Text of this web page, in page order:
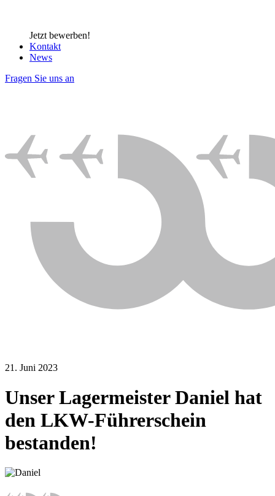
Jetzt bewerben!
Kontakt
News
Fragen Sie uns an
21. Juni 2023
Unser Lagermeister Daniel hat
den LKW-Führerschein
bestanden!